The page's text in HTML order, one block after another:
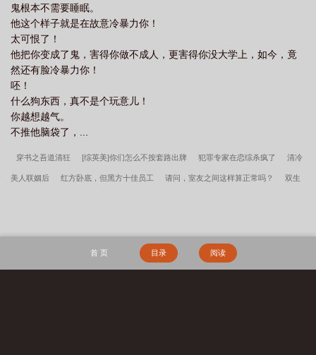
鬼根本不需要睡眠。
他这个样子就是在故意冷暴力你！
太可恨了！
他把你变成了鬼，害得你做不成人，更害得你没大学上，如今，竟
然还有脸冷暴力你！
呸！
什么狗东西，真不是个玩意儿！
你越想越气。
不推他脑袋了，...
穿书之吾道清狂 [综英美]你们怎么不按套路出牌 犯罪专家在恋综杀疯了 清冷
美人联姻后 红方卧底，但黑方十佳员工 请问，室友之间这样算正常吗？ 双生
幼驯染模拟器为何频陷修罗场 回到明末当暴君[穿
首 页 目录 阅读